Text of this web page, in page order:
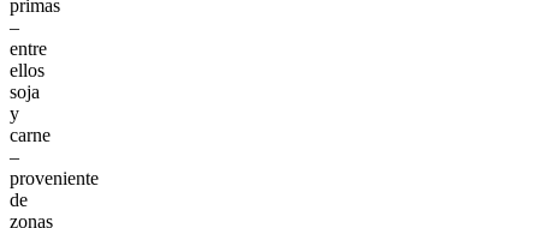
primas
–
entre
ellos
soja
y
carne
–
proveniente
de
zonas